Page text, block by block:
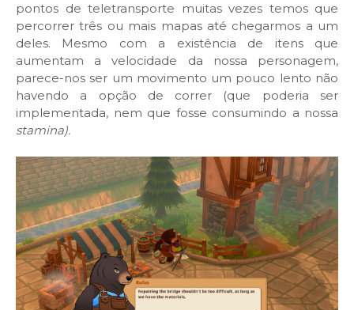
pontos de teletransporte muitas vezes temos que
percorrer três ou mais mapas até chegarmos a um
deles. Mesmo com a existência de itens que
aumentam a velocidade da nossa personagem,
parece-nos ser um movimento um pouco lento não
havendo a opção de correr (que poderia ser
implementada, nem que fosse consumindo a nossa
stamina).